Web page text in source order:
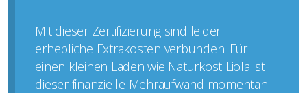
Mit dieser Zertifizierung sind leider
erhebliche Extrakosten verbunden. Für
einen kleinen Laden wie Naturkost Liola ist
dieser finanzielle Mehraufwand momentan